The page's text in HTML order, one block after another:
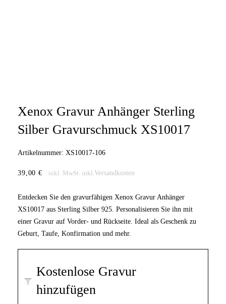
Xenox Gravur Anhänger Sterling
Silber Gravurschmuck XS10017
Artikelnummer: XS10017-106
39,00€ inkl. MwSt. inkl.Versandkosten
Entdecken Sie den gravurfähigen Xenox Gravur Anhänger
XS10017 aus Sterling Silber 925. Personalisieren Sie ihn mit
einer Gravur auf Vorder- und Rückseite. Ideal als Geschenk zu
Geburt, Taufe, Konfirmation und mehr.
Kostenlose Gravur
hinzufügen